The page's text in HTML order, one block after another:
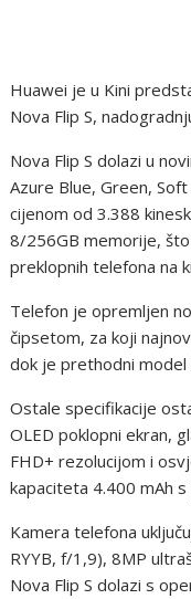
Huawei je u Kini
Nova Flip S,
Nova Flip S dolazi u
Azure Blue, Green,
cijenom od 3.388
8/256GB memorije,
preklopnih telefona na
Telefon je opremljen
čipsetom, za koji
dok je prethodni
Ostale specifikacije
OLED poklopni ekran,
FHD+ rezolucijom i
kapaciteta 4.400 mAh
Kamera telefona
RYYB, f/1,9), 8MP
Nova Flip S dolazi s